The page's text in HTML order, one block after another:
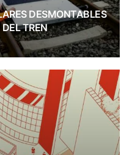
DESMONTABLES
TREN